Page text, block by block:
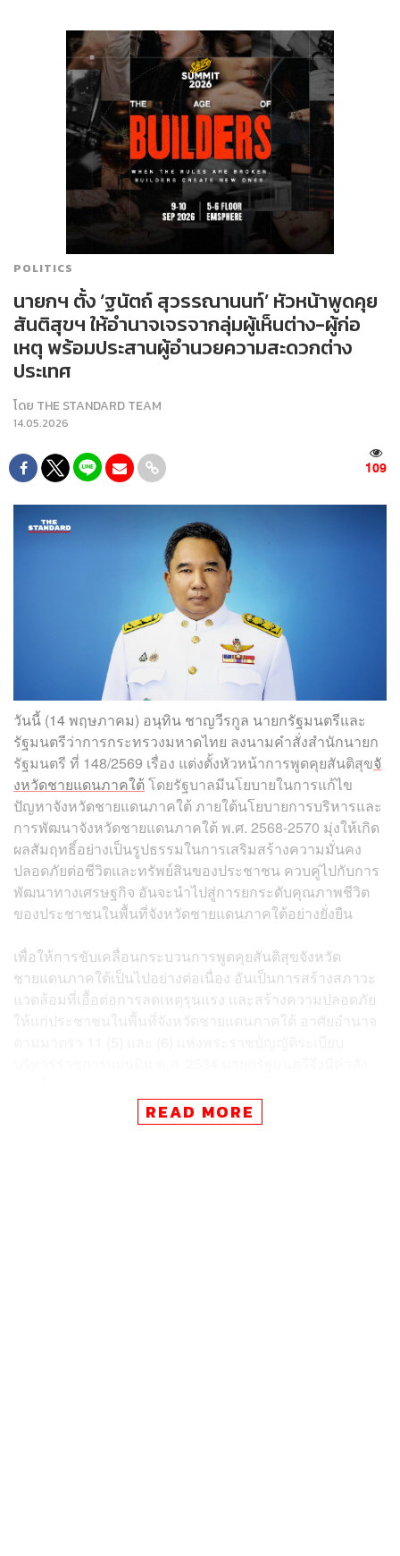
POLITICS
นายกฯ ตั้ง ‘ฐนัตถ์ สุวรรณานนท์’ หัวหน้าพูดคุย
สันติสุขฯ ให้อำนาจเจรจากลุ่มผู้เห็นต่าง-ผู้ก่อ
เหตุ พร้อมประสานผู้อำนวยความสะดวกต่าง
ประเทศ
โดย THE STANDARD TEAM
14.05.2026
109
วันนี้ (14 พฤษภาคม) อนุทิน ชาญวีรกูล นายกรัฐมนตรีและ
รัฐมนตรีว่าการกระทรวงมหาดไทย ลงนามคำสั่งสำนักนายก
รัฐมนตรี ที่ 148/2569 เรื่อง แต่งตั้งหัวหน้าการพูดคุยสันติสุขจั
งหวัดชายแดนภาคใต้โดยรัฐบาลมีนโยบายในการแก้ไข
ปัญหาจังหวัดชายแดนภาคใต้ ภายใต้นโยบายการบริหารและ
การพัฒนาจังหวัดชายแดนภาคใต้ พ.ศ. 2568-2570 มุ่งให้เกิด
ผลสัมฤทธิ์อย่างเป็นรูปธรรมในการเสริมสร้างความมั่นคง
ปลอดภัยต่อชีวิตและทรัพย์สินของประชาชน ควบคู่ไปกับการ
พัฒนาทางเศรษฐกิจ อันจะนำไปสู่การยกระดับคุณภาพชีวิต
ของประชาชนในพื้นที่จังหวัดชายแดนภาคใต้อย่างยั่งยืน
เพื่อให้การขับเคลื่อนกระบวนการพูดคุยสันติสุขจังหวัด
ชายแดนภาคใต้เป็นไปอย่างต่อเนื่อง อันเป็นการสร้างสภาวะ
แวดล้อมที่เอื้อต่อการลดเหตุรุนแรง และสร้างความปลอดภัย
ให้แก่ประชาชนในพื้นที่จังหวัดชายแดนภาคใต้ อาศัยอำนาจ
ชาติ เป็นหัวหน้าการพูดคุยสันติสุขจังหวัดชายแดนภาคใต้ ใช้
ชื่อภาษาอังกฤษว่า ‘Chief of Peace Dialogue’
READ MORE